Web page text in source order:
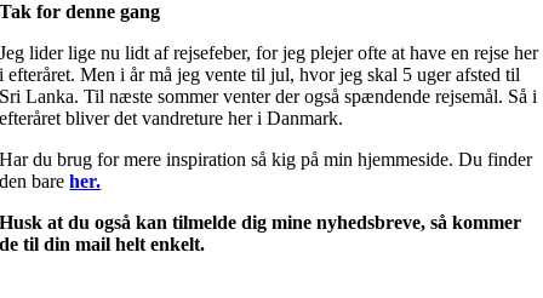
Tak for denne gang
Jeg lider lige nu lidt af rejsefeber, for jeg plejer ofte at have en rejse her
i efteråret. Men i år må jeg vente til jul, hvor jeg skal 5 uger afsted til
Sri Lanka. Til næste sommer venter der også spændende rejsemål. Så i
efteråret bliver det vandreture her i Danmark.
Har du brug for mere inspiration så kig på min hjemmeside.Du finder
den bareher.
Husk at du også kan tilmelde dig mine nyhedsbreve, så kommer
de til dinmailhelt enkelt.